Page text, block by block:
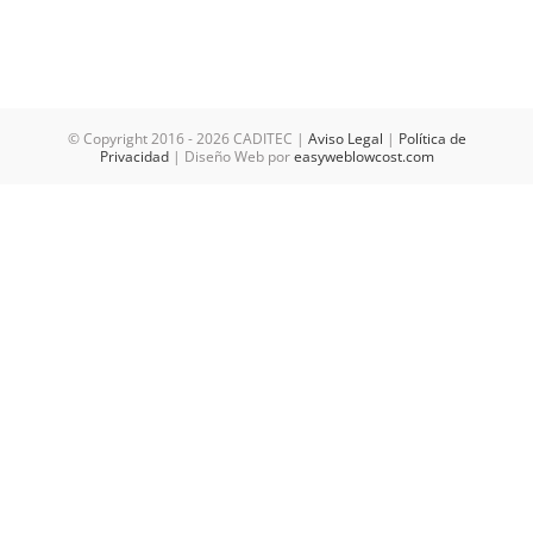
© Copyright 2016 -2026 CADITEC | Aviso Legal | Política de
Privacidad| Diseño Web poreasyweblowcost.com